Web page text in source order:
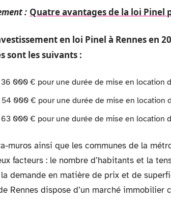
: Quatre avantages de la loi
en loi Pinel à Rennesen
sont les suivants :
36 000 € pour une durée de mise en location
54 000 € pour une durée de mise en location
63 000 € pour une durée de mise en location
muros ainsi que les communes de la
facteurs : le nombre d’habitants et la
demande en matière de prix et de
Rennes dispose d’un marché immobilier